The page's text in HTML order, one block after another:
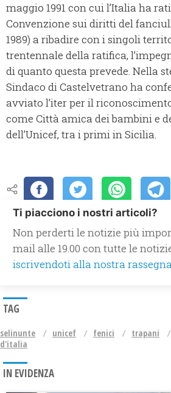
maggio 1991 con cui l’Italia ha
Convenzione sui diritti del
1989) a ribadire con i singoli
trentennale della ratifica,
di quanto questa prevede. Nella
Sindaco di Castelvetrano ha
avviato l’iter per il
come Città amica dei bambini e
dell’Unicef, tra i primi in Sicilia.
Ti piacciono i nostri articoli?
Non perderti le notizie più
mail alle 19.00 con tutte le
iscrivendoti alla nostra
TAG
selinunte unicef fenici trapani
d'italia
IN EVIDENZA